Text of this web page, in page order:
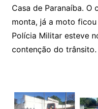
Casa de Paranaíba. O
monta, já a moto
Polícia Militar esteve
contenção do trânsito.